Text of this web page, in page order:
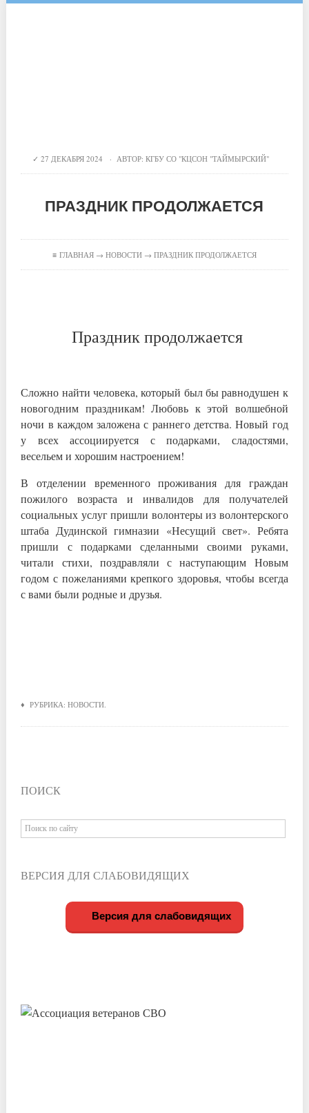
27 ДЕКАБРЯ 2024 · АВТОР: КГБУ СО "КЦСОН "ТАЙМЫРСКИЙ"
ПРАЗДНИК ПРОДОЛЖАЕТСЯ
≡ ГЛАВНАЯ→ НОВОСТИ→ ПРАЗДНИК ПРОДОЛЖАЕТСЯ
Праздник продолжается
Сложно найти человека, который был бы равнодушен к
новогодним праздникам! Любовь к этой волшебной
ночи в каждом заложена с раннего детства. Новый год
у всех ассоциируется с подарками, сладостями,
весельем и хорошим настроением!
В отделении временного проживания для граждан
пожилого возраста и инвалидов для получателей
социальных услуг пришли волонтеры из волонтерского
штаба Дудинской гимназии «Несущий свет». Ребята
пришли с подарками сделанными своими руками,
читали стихи, поздравляли с наступающим Новым
годом с пожеланиями крепкого здоровья, чтобы всегда
с вами были родные и друзья.
♦ РУБРИКА:НОВОСТИ.
ПОИСК
ВЕРСИЯ ДЛЯ СЛАБОВИДЯЩИХ
Версия для слабовидящих